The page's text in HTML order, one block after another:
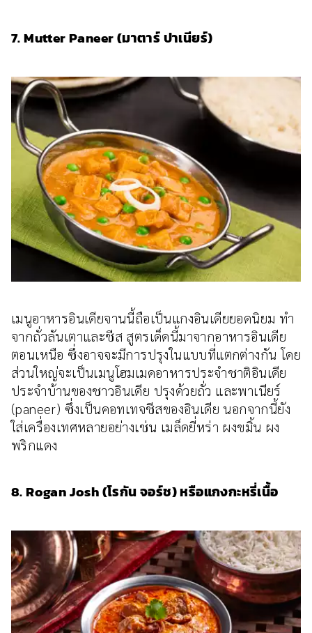
7. Mutter Paneer (มาตาร์ ปาเนียร์)
เมนูอาหารอินเดียจานนี้ถือเป็นแกงอินเดียยอดนิยม ทำ
จากถั่วลันเตาและชีส สูตรเด็ดนี้มาจากอาหารอินเดีย
ตอนเหนือ ซึ่งอาจจะมีการปรุงในแบบที่แตกต่างกัน โดย
ส่วนใหญ่จะเป็นเมนูโฮมเมดอาหารประจำชาติอินเดีย
ประจำบ้านของชาวอินเดีย ปรุงด้วยถั่ว และพาเนียร์
(paneer) ซึ่งเป็นคอทเทจชีสของอินเดีย นอกจากนี้ยัง
ใส่เครื่องเทศหลายอย่างเช่น เมล็ดยี่หร่า ผงขมิ้น ผง
พริกแดง
8. Rogan Josh (โรกัน จอร์ช) หรือแกงกะหรี่เนื้อ